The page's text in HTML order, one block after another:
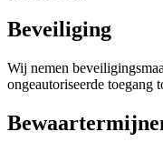
Beveiliging
Wij nemen
ongeautoriseerde toegang